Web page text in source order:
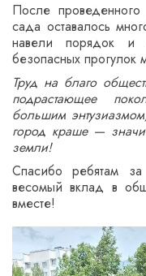
После
сада оставалось
навели порядок и
безопасных прогулок
Труд на благо
подрастающее
большим
город краше —
земли!
Спасибо ребятам
весомый вклад в
вместе!